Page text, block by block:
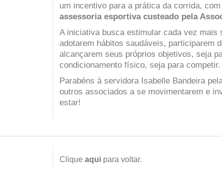
um incentivo para a prática da corrida,
assessoria esportiva custeado pela
A iniciativa busca estimular cada vez mais
adotarem hábitos saudáveis, participarem
alcançarem seus próprios objetivos, seja
condicionamento físico, seja para competir.
Parabéns à servidora Isabelle Bandeira
outros associados a se movimentarem e
estar!
Clique aqui para voltar.